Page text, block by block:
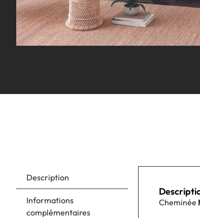
Description
Informations
complémentaires
Cheminée